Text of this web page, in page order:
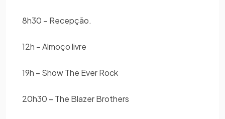
8h30 – Recepção.
12h – Almoço livre
19h – Show The Ever Rock
20h30 – The Blazer Brothers